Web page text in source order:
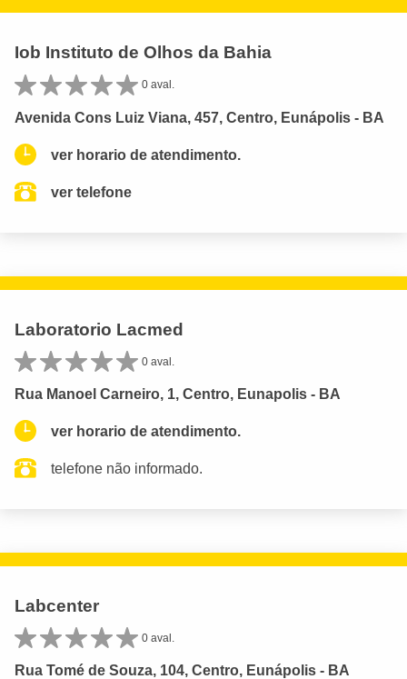
Iob Instituto de Olhos da Bahia
0 aval.
Avenida Cons Luiz Viana, 457, Centro, Eunápolis - BA
ver horario de atendimento.
ver telefone
Laboratorio Lacmed
0 aval.
Rua Manoel Carneiro, 1, Centro, Eunapolis - BA
ver horario de atendimento.
telefone não informado.
Labcenter
0 aval.
Rua Tomé de Souza, 104, Centro, Eunápolis - BA